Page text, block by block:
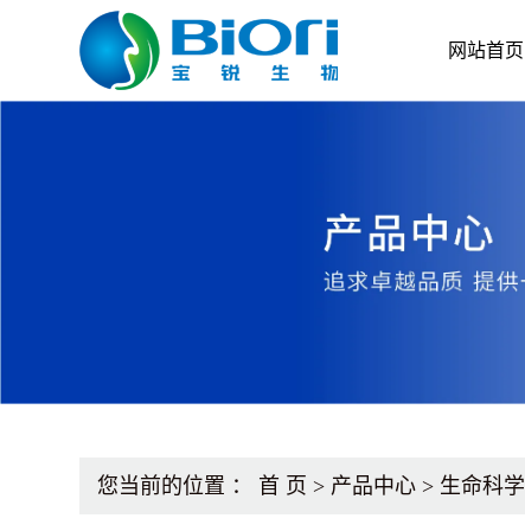
网站首页
您当前的位置 ： 首 页 > 产品中心 > 生命科学